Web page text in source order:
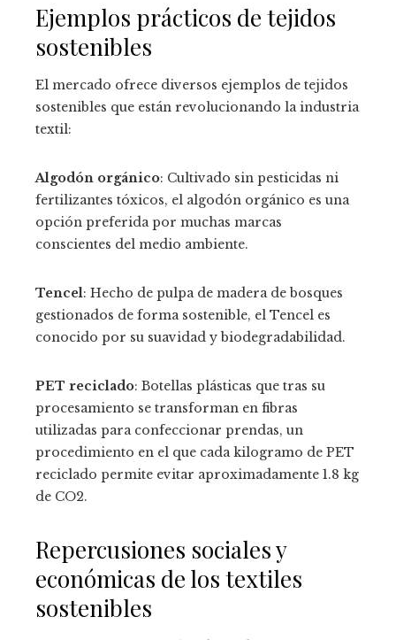
Ejemplos prácticos de tejidos
sostenibles
El mercado ofrece diversos ejemplos de tejidos
sostenibles que están revolucionando la industria
textil:
Algodón orgánico: Cultivado sin pesticidas ni
fertilizantes tóxicos, el algodón orgánico es una
opción preferida por muchas marcas
conscientes del medio ambiente.
Tencel: Hecho de pulpa de madera de bosques
gestionados de forma sostenible, el Tencel es
conocido por su suavidad y biodegradabilidad.
PET reciclado: Botellas plásticas que tras su
procesamiento se transforman en fibras
utilizadas para confeccionar prendas, un
procedimiento en el que cada kilogramo de PET
reciclado permite evitar aproximadamente 1.8 kg
de CO2.
Repercusiones sociales y
económicas de los textiles
sostenibles